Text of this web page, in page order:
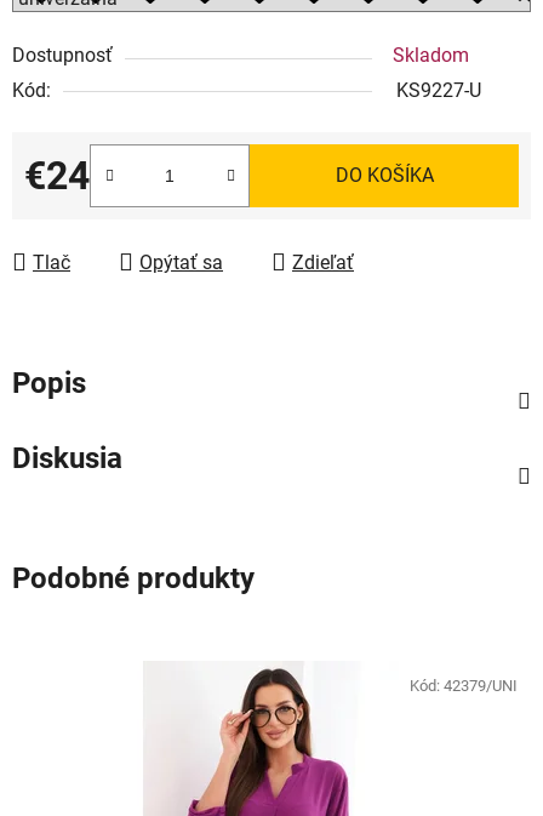
Dostupnosť
Skladom
Kód:
KS9227-U
€24
Jednotková cena:
DO KOŠÍKA
Tlač Opýtať sa Zdieľať
Popis
Diskusia
Podobné produkty
Kód: 42379/UNI